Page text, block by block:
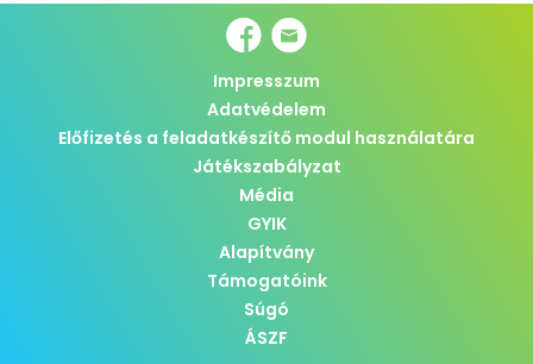
Impresszum
Adatvédelem
Előfizetés a feladatkészítő modul használatára
Játékszabályzat
Média
GYIK
Alapítvány
Támogatóink
Súgó
ÁSZF